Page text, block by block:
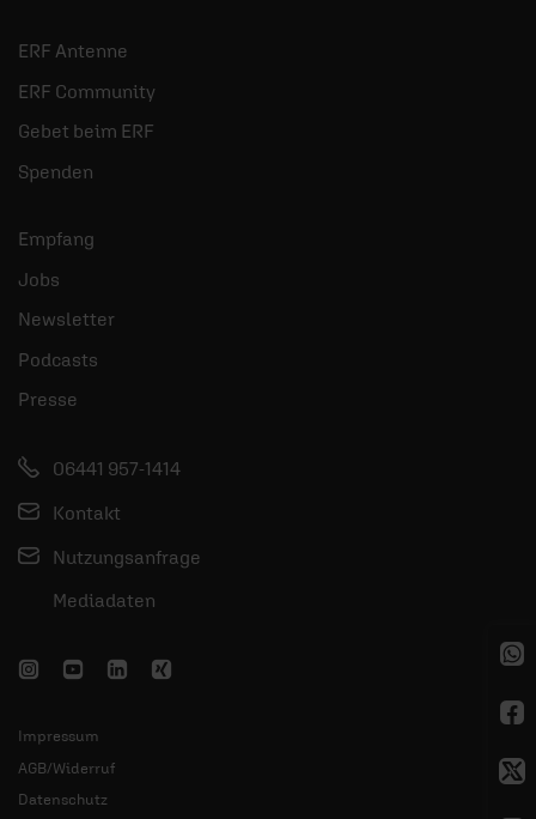
ERF Antenne
ERF Community
Gebet beim ERF
Spenden
Empfang
Jobs
Newsletter
Podcasts
Presse
06441 957-1414
Kontakt
Nutzungsanfrage
Mediadaten
Impressum
AGB/Widerruf
Datenschutz